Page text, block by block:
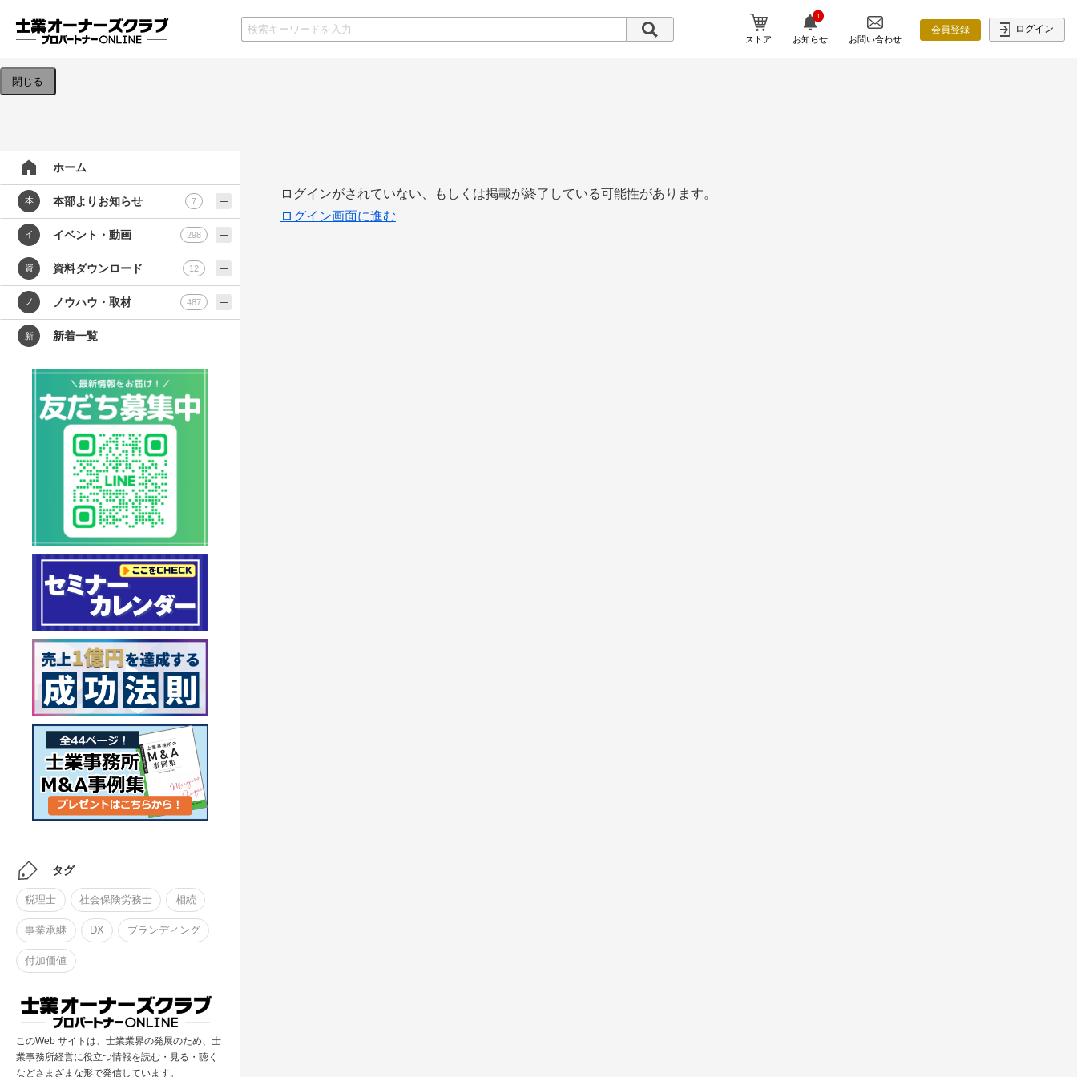
ストア
1
お知らせ お問い合わせ
会員登録 ログイン
検索条件を入力してください。
閉じる
ホーム
本 本部よりお知らせ 7
イ イベント・動画 298
資 資料ダウンロード 12
ノ ノウハウ・取材 487
新 新着一覧
タグ
税理士 社会保険労務士 相続
事業承継 DX ブランディング
付加価値
このWeb サイトは、士業業界の発展のため、士
業事務所経営に役立つ情報を読む・見る・聴く
などさまざまな形で発信しています。
ログインがされていない、もしくは掲載が終了している可能性があります。
ログイン画面に進む